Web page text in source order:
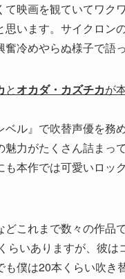
映画を観ていてワク
います。サイクロン
冷めやらぬ様子で語っ
とオカダ・カズチカが
ル』で吹替声優を務
魅力がたくさん詰まっ
本作では可愛いロ
これまで数々の作品
らいありますが、彼
僕は20本くらい吹き